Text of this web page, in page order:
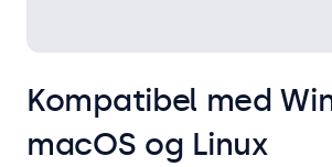
Kompatibel med
macOS og Linux